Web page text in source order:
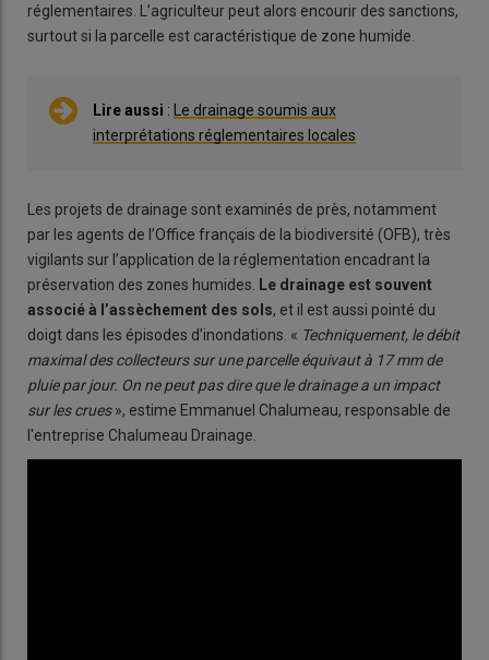
réglementaires. L’agriculteur peut alors encourir des sanctions,
surtout si la parcelle est caractéristique de zone humide.
Lire aussi : Le drainage soumis aux
interprétations réglementaires locales
Les projets de drainage sont examinés de près, notamment
par les agents de l’Office français de la biodiversité (OFB), très
vigilants sur l’application de la réglementation encadrant la
préservation des zones humides. Le drainage est souvent
associé à l’assèchement des sols, et il est aussi pointé du
doigt dans les épisodes d’inondations. « Techniquement, le débit
maximal des collecteurs sur une parcelle équivaut à 17 mm de
pluie par jour. On ne peut pas dire que le drainage a un impact
sur les crues», estime Emmanuel Chalumeau, responsable de
l'entreprise Chalumeau Drainage.